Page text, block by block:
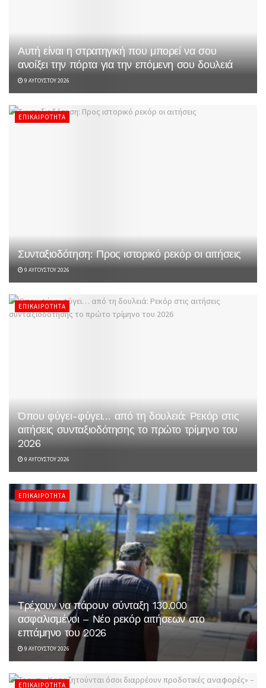
Αυτή είναι η στρατηγική που μπορεί να σου
ανοίξει την πόρτα για την επόμενη σου δουλειά
9 ΑΥΓΟΎΣΤΟΥ 2026
ΕΠΙΚΑΙΡΌΤΗΤΑ
Συνταξιοδότηση: Προς ιστορικό ρεκόρ οι αιτήσεις
9 ΑΥΓΟΎΣΤΟΥ 2026
ΕΠΙΚΑΙΡΌΤΗΤΑ
Όπου φύγει-φύγει… από τη δουλειά: Ρεκόρ στις
αιτήσεις συνταξιοδότησης το πρώτο τρίμηνο του
2026
9 ΑΥΓΟΎΣΤΟΥ 2026
ΕΠΙΚΑΙΡΌΤΗΤΑ
Τρέχουν να πάρουν σύνταξη 130.000
ασφαλισμένοι – Νέο ρεκόρ αιτήσεων στο
επτάμηνο του 2026
9 ΑΥΓΟΎΣΤΟΥ 2026
ΕΠΙΚΑΙΡΌΤΗΤΑ